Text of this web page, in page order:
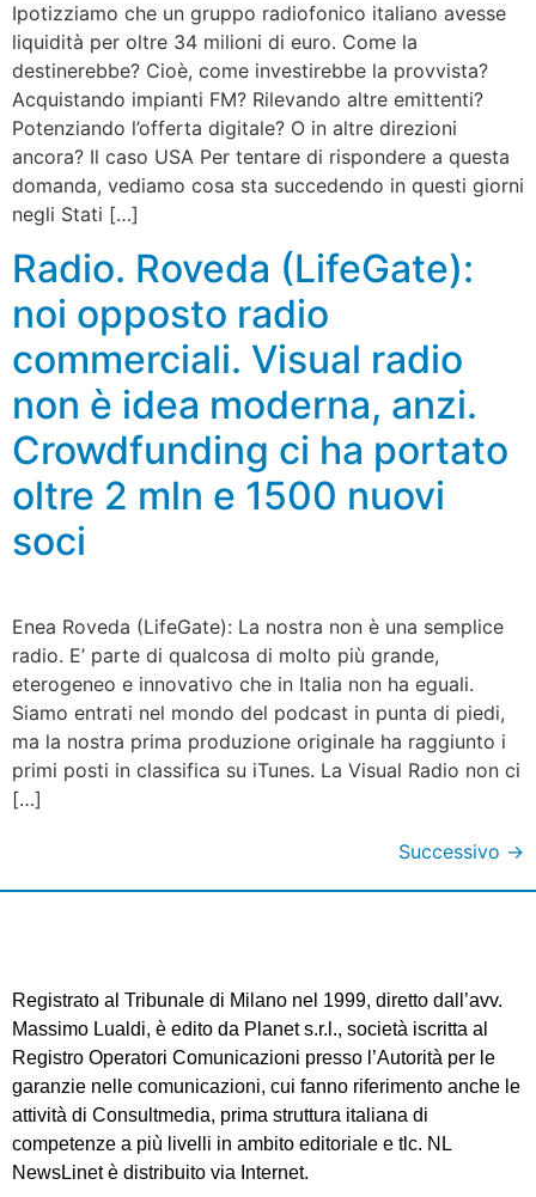
Ipotizziamo che un gruppo radiofonico italiano avesse
liquidità per oltre 34 milioni di euro. Come la
destinerebbe? Cioè, come investirebbe la provvista?
Acquistando impianti FM? Rilevando altre emittenti?
Potenziando l’offerta digitale? O in altre direzioni
ancora? Il caso USA Per tentare di rispondere a questa
domanda, vediamo cosa sta succedendo in questi giorni
negli Stati […]
Radio. Roveda (LifeGate):
noi opposto radio
commerciali. Visual radio
non è idea moderna, anzi.
Crowdfunding ci ha portato
oltre 2 mln e 1500 nuovi
soci
Enea Roveda (LifeGate): La nostra non è una semplice
radio. E’ parte di qualcosa di molto più grande,
eterogeneo e innovativo che in Italia non ha eguali.
Siamo entrati nel mondo del podcast in punta di piedi,
ma la nostra prima produzione originale ha raggiunto i
primi posti in classifica su iTunes. La Visual Radio non ci
[…]
Successivo →
Registrato al Tribunale di Milano nel 1999, diretto dall’avv.
Massimo Lualdi, è edito da Planet s.r.l., società iscritta al
Registro Operatori Comunicazioni presso l’Autorità per le
garanzie nelle comunicazioni, cui fanno riferimento anche le
attività di Consultmedia, prima struttura italiana di
competenze a più livelli in ambito editoriale e tlc. NL
NewsLinet è distribuito via Internet.